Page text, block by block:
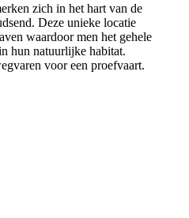
zich in het hart van de
Deze unieke locatie
waardoor men het gehele
hun natuurlijke habitat.
voor een proefvaart.